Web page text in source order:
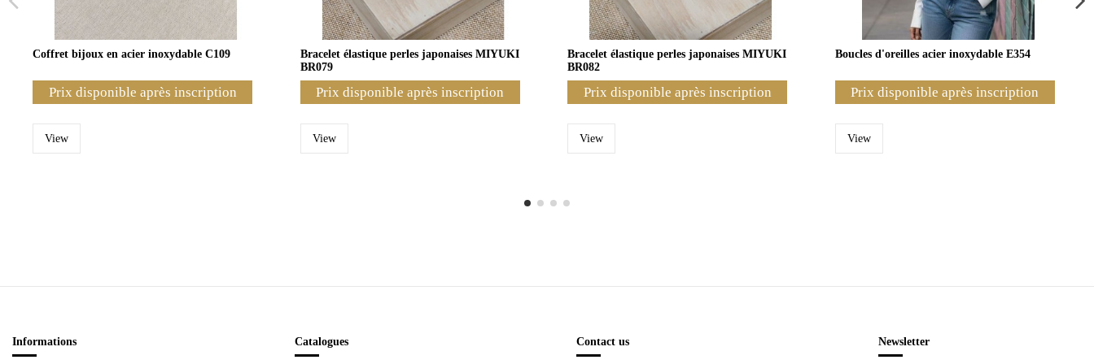
Coffret bijoux en acier inoxydable C109
Prix disponible après inscription
View
Bracelet élastique perles japonaises MIYUKI
BR079
Prix disponible après inscription
View
Bracelet élastique perles japonaises MIYUKI
BR082
Prix disponible après inscription
View
Boucles d'oreilles acier inoxydable E354
Prix disponible après inscription
View
Informations Catalogues Contact us Newsletter